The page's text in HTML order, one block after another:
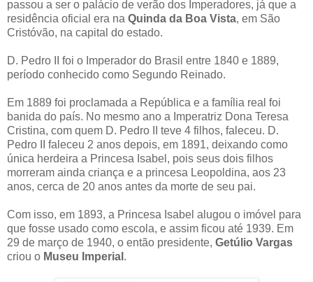
passou a ser o palácio de verão dos Imperadores, já que a
residência oficial era na Quinda da Boa Vista, em São
Cristóvão, na capital do estado.
D. Pedro II foi o Imperador do Brasil entre 1840 e 1889,
período conhecido como Segundo Reinado.
Em 1889 foi proclamada a República e a família real foi
banida do país. No mesmo ano a Imperatriz Dona Teresa
Cristina, com quem D. Pedro II teve 4 filhos, faleceu. D.
Pedro II faleceu 2 anos depois, em 1891, deixando como
única herdeira a Princesa Isabel, pois seus dois filhos
morreram ainda criança e a princesa Leopoldina, aos 23
anos, cerca de 20 anos antes da morte de seu pai.
Com isso, em 1893, a Princesa Isabel alugou o imóvel para
que fosse usado como escola, e assim ficou até 1939. Em
29 de março de 1940, o então presidente, Getúlio Vargas
criou o Museu Imperial .